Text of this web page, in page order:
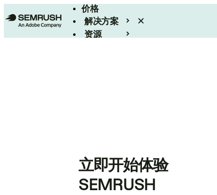
价格
解决方案
资源
立即开始体验
SEMRUSH